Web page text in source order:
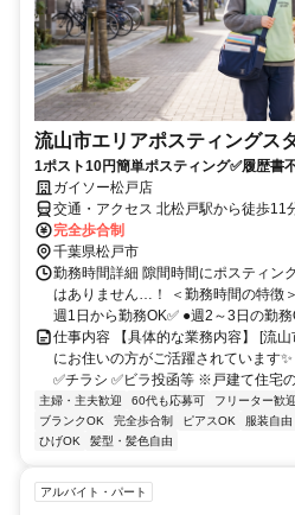
流山市エリアポスティングス
1ポスト10円簡単ポスティング✅履歴書
ガイソー松戸店
交通・アクセス 北松戸駅から徒歩11
完全歩合制
千葉県松戸市
勤務時間詳細 隙間時間にポスティン
はありません…！ ＜勤務時間の特徴
週1日から勤務OK✅ ●週2～3日の勤
仕事内容 【具体的な業務内容】 [流
にお住いの方がご活躍されています
✅チラシ ✅ビラ投函等 ※戸建て住宅
主婦・主夫歓迎 60代も応募可 フリーター歓迎
ブランクOK
完全歩合制 ピアスOK 服装自由
ひげOK
髪型・髪色自由
アルバイト・パート